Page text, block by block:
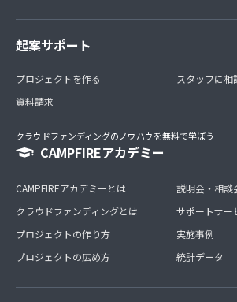
起案サポート
プロジェクトを作る
資料請求
スタッフに相
クラウドファンディングのノウハウを無料で学ぼう
CAMPFIREアカデミー
CAMPFIREアカデミーとは
クラウドファンディングとは
プロジェクトの作り方
プロジェクトの広め方
説明会・相談
サポートサー
実施事例
統計データ